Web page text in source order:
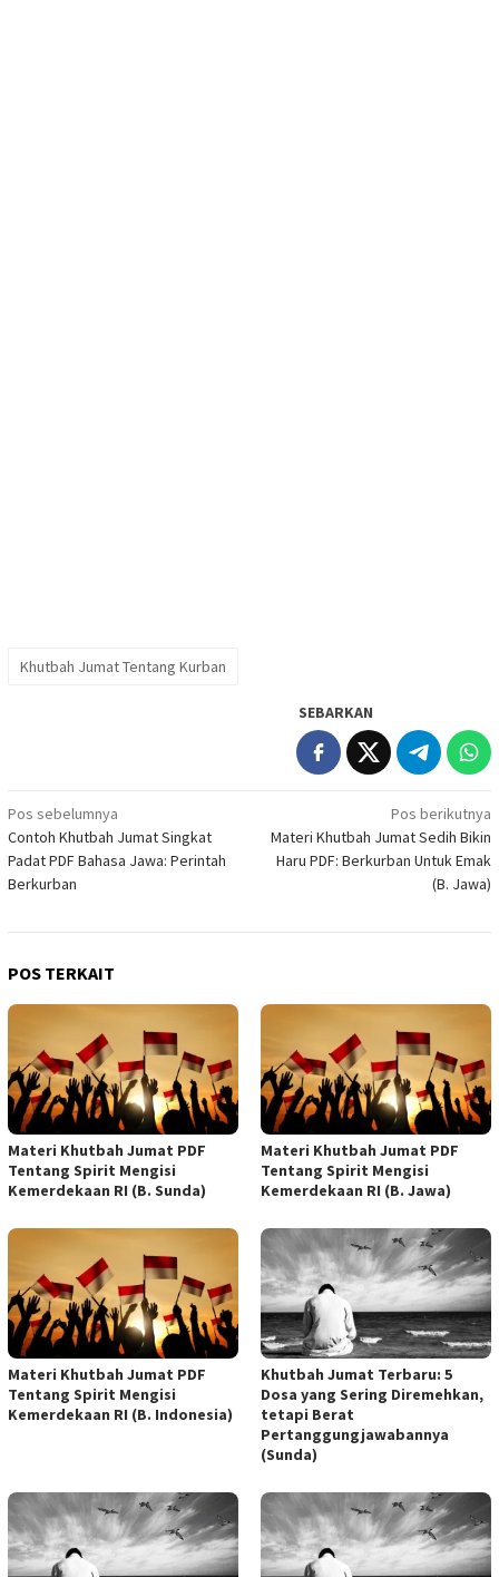
Khutbah Jumat Tentang Kurban
SEBARKAN
Navigasi
pos
Pos sebelumnya
Contoh Khutbah Jumat Singkat
Padat PDF Bahasa Jawa: Perintah
Berkurban
Pos berikutnya
Materi Khutbah Jumat Sedih Bikin
Haru PDF: Berkurban Untuk Emak
(B. Jawa)
POS TERKAIT
Materi Khutbah Jumat PDF
Tentang Spirit Mengisi
Kemerdekaan RI (B. Sunda)
Materi Khutbah Jumat PDF
Tentang Spirit Mengisi
Kemerdekaan RI (B. Jawa)
Materi Khutbah Jumat PDF
Tentang Spirit Mengisi
Kemerdekaan RI (B. Indonesia)
Khutbah Jumat Terbaru: 5
Dosa yang Sering Diremehkan,
tetapi Berat
Pertanggungjawabannya
(Sunda)